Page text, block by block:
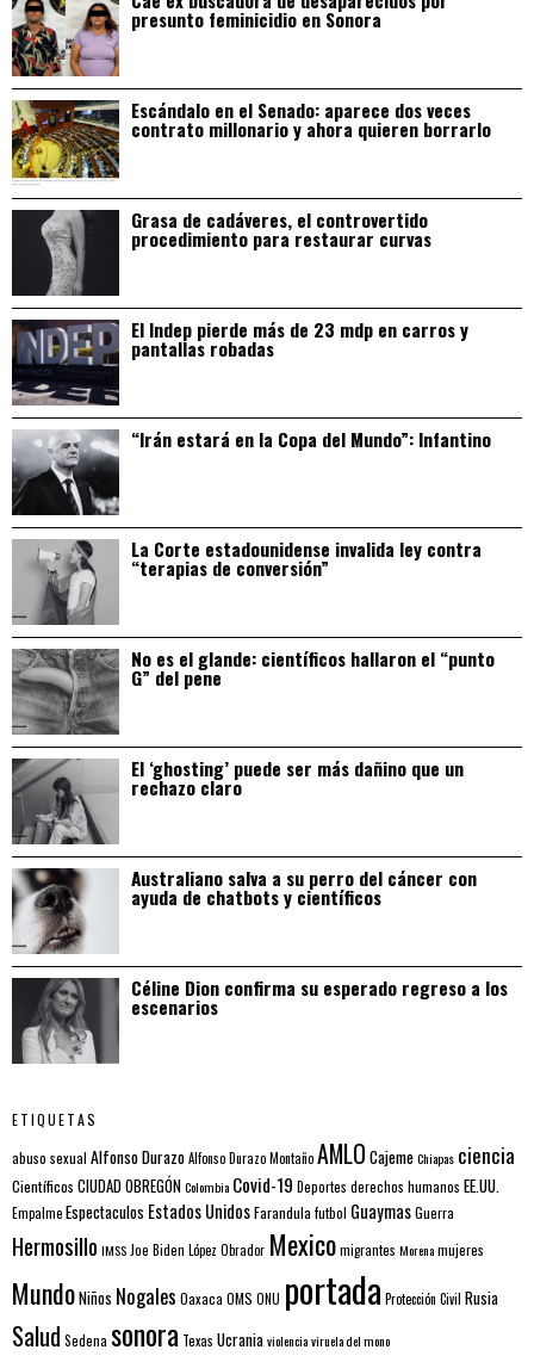
presunto feminicidio en Sonora
Escándalo en el Senado: aparece dos veces
contrato millonario y ahora quieren borrarlo
Grasa de cadáveres, el controvertido
procedimiento para restaurar curvas
El Indep pierde más de 23 mdp en carros y
pantallas robadas
“Irán estará en la Copa del Mundo”: Infantino
La Corte estadounidense invalida ley contra
“terapias de conversión”
No es el glande: científicos hallaron el “punto
G” del pene
El ‘ghosting’ puede ser más dañino que un
rechazo claro
Australiano salva a su perro del cáncer con
ayuda de chatbots y científicos
Céline Dion confirma su esperado regreso a los
escenarios
ETIQUETAS
abuso sexual Alfonso DurazoAlfonso Durazo MontañoAMLO CajemeChiapas ciencia
Científicos CIUDAD OBREGÓNColombia Covid-19 Deportes derechos humanos EE.UU.
EmpalmeEspectaculos Estados UnidosFarandulafutbol GuaymasGuerra
Hermosillo IMSS Joe Biden López Obrador Mexicomigrantes Morenamujeres
MundoNiños Nogales Oaxaca OMS ONU portada Protección Civil Rusia
Salud Sedena sonora Texas Ucraniaviolenciaviruela del mono